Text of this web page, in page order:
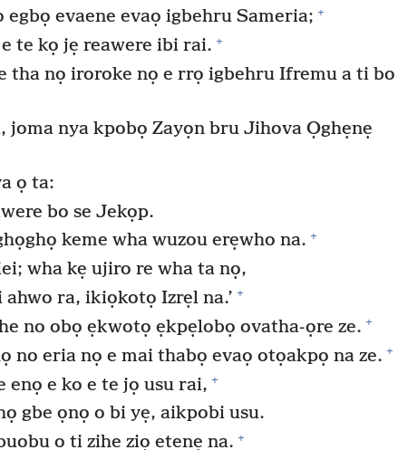
egbọ evaene evaọ igbehru Sameria; +
te kọ jẹ reawere ibi rai. +
tha nọ iroroke nọ e rrọ igbehru Ifremu a ti bo
joma nya kpobọ Zayọn bru Jihova Ọghẹnẹ
ọ ta:
bo se Jekọp.
keme wha wuzou erẹwho na. +
wha kẹ ujiro re wha ta nọ,
ahwo ra, ikiọkotọ Izrẹl na.’ +
no obọ ẹkwotọ ẹkpẹlobọ ovatha-ọre ze. +
no eria nọ e mai thabọ evaọ otọakpọ na ze. +
enọ e ko e te jọ usu rai, +
gbe ọnọ o bi yẹ, aikpobi usu.
o ti zihe ziọ etenẹ na. +